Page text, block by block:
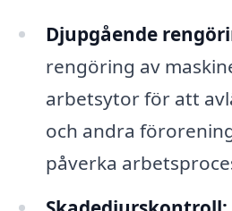
Djupgående
rengöring av
arbetsytor för att
och andra
påverka